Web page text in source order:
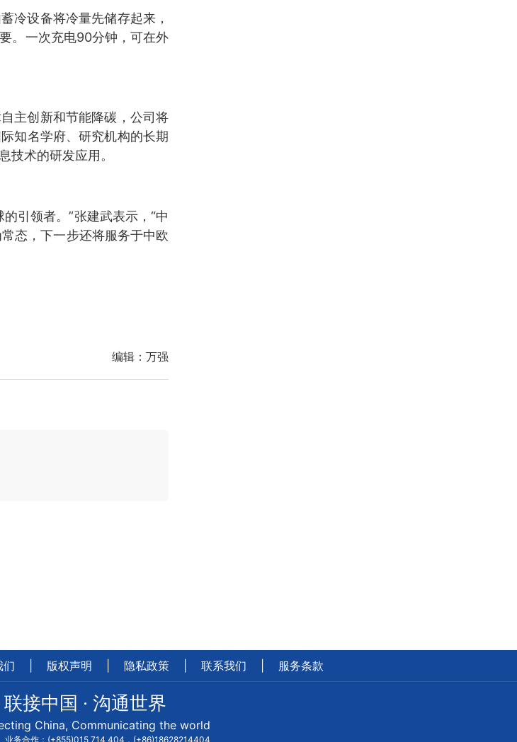
冷设备将冷量先储存起来，
。一次充电90分钟，可在外
主创新和节能降碳，公司将
知名学府、研究机构的长期
技术的研发应用。
引领者。”张建武表示，“中
态，下一步还将服务于中欧
编辑： 万强
们 版权声明 隐私政策 联系我们 服务条款
接中国 · 沟通世界
China, Communicating the world
业务合作：(+855)015 714 404，(+86)18628214404